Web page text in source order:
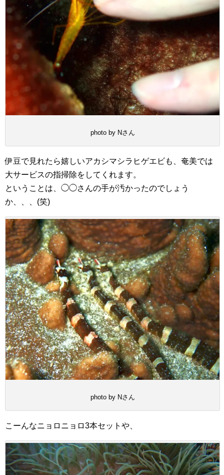
photo by Nさん
伊豆で見れたら嬉しいアカシマシラヒゲエビも、奄美では
大サービスの指掃除をしてくれます。
ということは、◯◯さんの手が汚かったのでしょう
か、、、(笑)
photo by Nさん
こーんなニョロニョロ3本セットや、